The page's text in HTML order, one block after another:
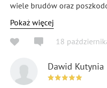
wiele brudów oraz
Dariuszem B.
Pokaż więcej
18
Dawid Kutynia